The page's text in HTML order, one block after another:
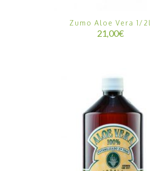
Zumo Aloe Vera 1/2l
21,00€